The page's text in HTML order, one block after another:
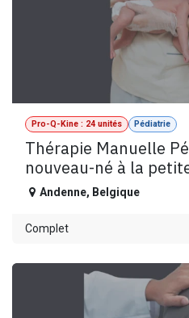
Pro-Q-Kine : 24 unités Pédiatrie
Thérapie Manuelle
nouveau-né à la
Andenne, Belgique
Complet